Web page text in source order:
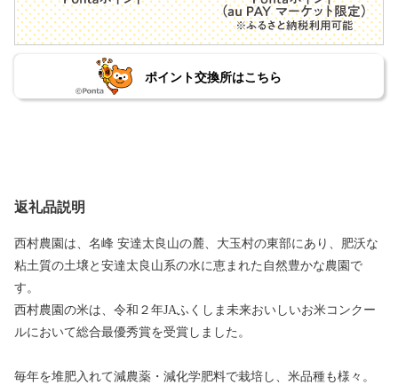
ポイント交換所はこちら
返礼品説明
西村農園は、名峰 安達太良山の麓、大玉村の東部にあり、肥沃な
粘土質の土壌と安達太良山系の水に恵まれた自然豊かな農園で
す。
西村農園の米は、令和２年JAふくしま未来おいしいお米コンクー
ルにおいて総合最優秀賞を受賞しました。
毎年を堆肥入れて減農薬・減化学肥料で栽培し、米品種も様々。